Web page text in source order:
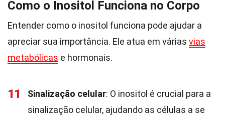
Como o Inositol Funciona no Corpo
Entender como o inositol funciona pode ajudar a
apreciar sua importância. Ele atua em várias vias
metabólicas e hormonais.
11 Sinalização celular: O inositol é crucial para a
sinalização celular, ajudando as células a se